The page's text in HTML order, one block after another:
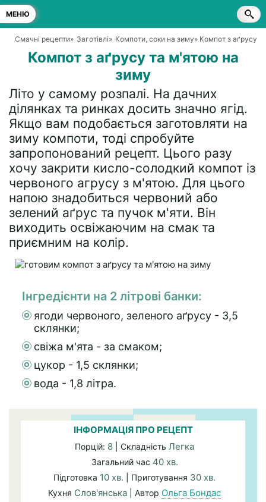
МЕНЮ
Смачні рецепти» Заготівлі» Компоти, соки на зиму» Компот з аґрусу
Компот з аґрусу та м'ятою на
зиму
Літо у самому розпалі. На дачних
ділянках та ринках досить значно ягід.
Якщо вам подобається заготовляти на
зиму компоти, тоді спробуйте
запропонований рецепт. Цього разу
хочу закрити кисло-солодкий компот із
червоного агрусу з м'ятою. Для цього
напою знадобиться червоний або
зелений аґрус та пучок м'яти. Він
виходить освіжаючим на смак та
приємним на колір.
Інгредієнти на 2 літрові банки:
ягоди червоного, зеленого аґрусу - 3,5
склянки;
свіжа м'ята - за смаком;
цукор - 1,5 склянки;
вода - 1,8 літра.
ІНФОРМАЦІЯ ПРО РЕЦЕПТ
Порцій: 8 | Складність Легка
Загальний час 40 хв.
Підготовка 10 хв. | Приготування 30 хв.
Кухня Слов'янська | Автор Ольга Бондас